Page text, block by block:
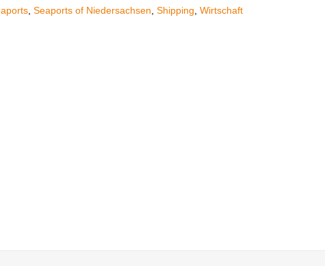
Seaports of Niedersachsen Shipping Wirtschaft